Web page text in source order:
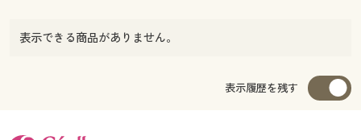
表示できる商品がありません。
表示履歴を残す